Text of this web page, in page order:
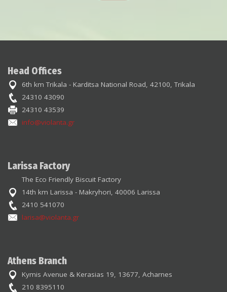
Head Offices
6th km Trikala - Karditsa National Road, 42100, Trikala
24310 43090
24310 43539
info@violanta.gr
Larissa Factory
The Eco Friendly Biscuit Factory
14th km Larissa - Makryhori, 40006 Larissa
2410 541070
larisa@violanta.gr
Athens Branch
Kymis Avenue & Kerasias 19, 13677, Acharnes
210 8395110